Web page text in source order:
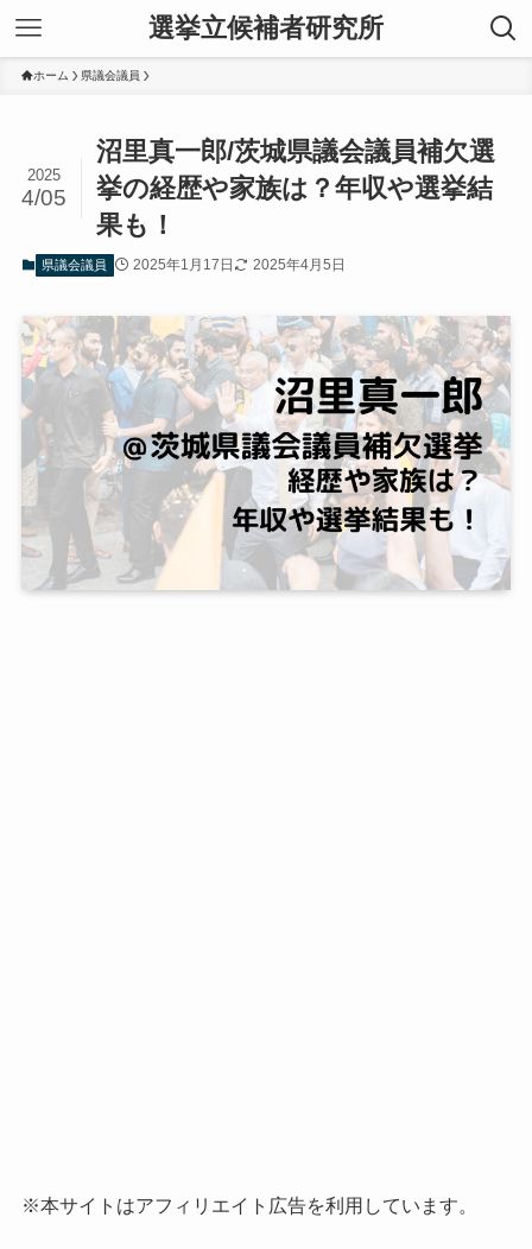
選挙立候補者研究所
ホーム 県議会議員
沼里真一郎/茨城県議会議員補欠選
挙の経歴や家族は？年収や選挙結
果も！
2025
4/05
県議会議員 2025年1月17日 2025年4月5日
※本サイトはアフィリエイト広告を利用しています。